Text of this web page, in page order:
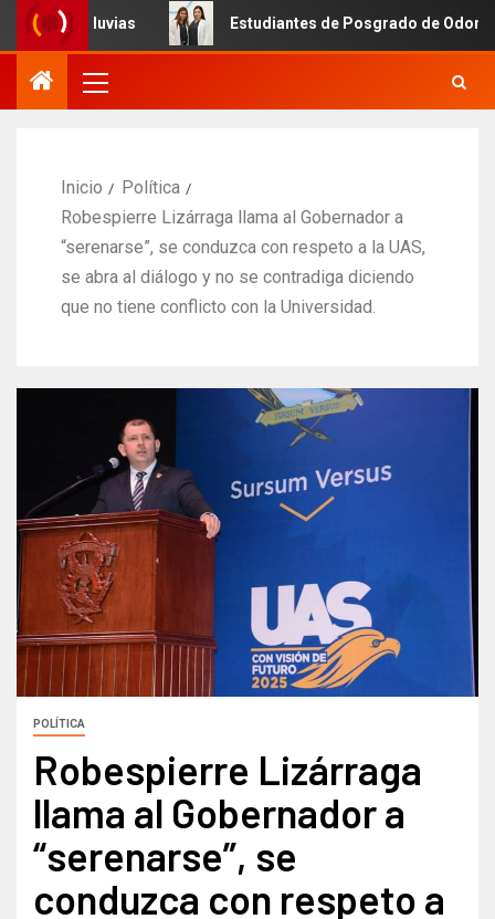
Estudiantes de Posgrado de Odontología de la
Inicio
Política
Robespierre Lizárraga llama al Gobernador a
“serenarse”, se conduzca con respeto a la UAS,
se abra al diálogo y no se contradiga diciendo
que no tiene conflicto con la Universidad.
POLÍTICA
Robespierre Lizárraga
llama al Gobernador a
“serenarse”, se
conduzca con respeto a